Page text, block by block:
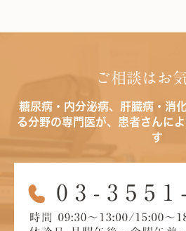
ご相談はお
糖尿病・内分泌病、肝臓病・消
る分野の専門医が、患者さんに
す